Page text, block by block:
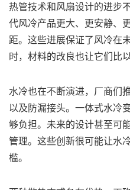
热管技术和风扇设计的进步
代风冷产品更大、更安静、
距。这些进展保证了风冷在
时，材料的改良也让它们比
水冷也在不断演进，厂商们
以及防漏接头。一体式水冷
够负担。未来的设计甚至可
管理。这些创新很可能让水
槛。